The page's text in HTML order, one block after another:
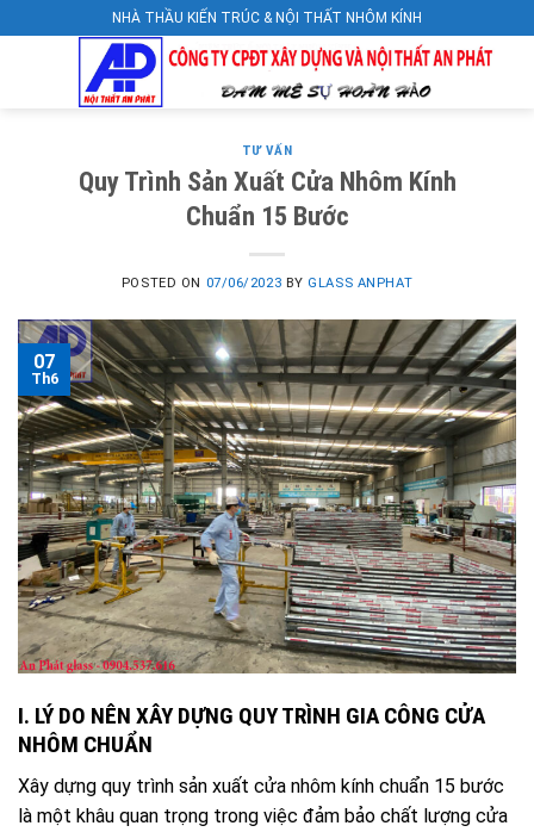
NHÀ THẦU KIẾN TRÚC & NỘI THẤT NHÔM KÍNH
TƯ VẤN
Quy Trình Sản Xuất Cửa Nhôm Kính
Chuẩn 15 Bước
POSTED ON 07/06/2023 BY GLASS ANPHAT
07
Th6
I. LÝ DO NÊN XÂY DỰNG QUY TRÌNH GIA CÔNG CỬA
NHÔM CHUẨN
Xây dựng quy trình sản xuất cửa nhôm kính chuẩn 15 bước
là một khâu quan trọng trong việc đảm bảo chất lượng cửa